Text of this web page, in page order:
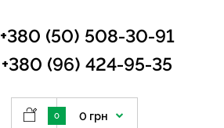
+380 (50) 508-30-91
+380 (96) 424-95-35
0 0 грн